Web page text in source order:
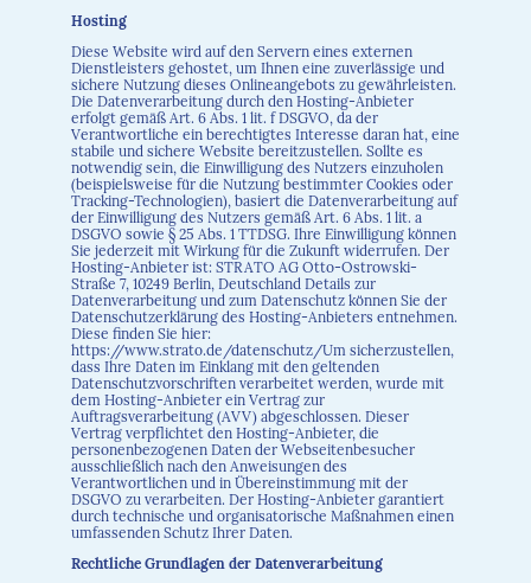
Hosting
Diese Website wird auf den Servern eines externen
Dienstleisters gehostet, um Ihnen eine zuverlässige und
sichere Nutzung dieses Onlineangebots zu gewährleisten.
Die Datenverarbeitung durch den Hosting-Anbieter
erfolgt gemäß Art. 6 Abs. 1 lit. f DSGVO, da der
Verantwortliche ein berechtigtes Interesse daran hat, eine
stabile und sichere Website bereitzustellen. Sollte es
notwendig sein, die Einwilligung des Nutzers einzuholen
(beispielsweise für die Nutzung bestimmter Cookies oder
Tracking-Technologien), basiert die Datenverarbeitung auf
der Einwilligung des Nutzers gemäß Art. 6 Abs. 1 lit. a
DSGVO sowie § 25 Abs. 1 TTDSG. Ihre Einwilligung können
Sie jederzeit mit Wirkung für die Zukunft widerrufen. Der
Hosting-Anbieter ist: STRATO AG Otto-Ostrowski-
Straße 7, 10249 Berlin, Deutschland Details zur
Datenverarbeitung und zum Datenschutz können Sie der
Datenschutzerklärung des Hosting-Anbieters entnehmen.
Diese finden Sie hier:
https://www.strato.de/datenschutz/Um sicherzustellen,
dass Ihre Daten im Einklang mit den geltenden
Datenschutzvorschriften verarbeitet werden, wurde mit
dem Hosting-Anbieter ein Vertrag zur
Auftragsverarbeitung (AVV) abgeschlossen. Dieser
Vertrag verpflichtet den Hosting-Anbieter, die
personenbezogenen Daten der Webseitenbesucher
ausschließlich nach den Anweisungen des
Verantwortlichen und in Übereinstimmung mit der
DSGVO zu verarbeiten. Der Hosting-Anbieter garantiert
durch technische und organisatorische Maßnahmen einen
umfassenden Schutz Ihrer Daten.
Rechtliche Grundlagen der Datenverarbeitung